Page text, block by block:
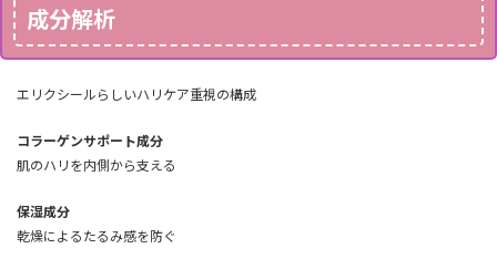
成分解析
エリクシールらしいハリケア重視の構成
コラーゲンサポート成分
肌のハリを内側から支える
保湿成分
乾燥によるたるみ感を防ぐ